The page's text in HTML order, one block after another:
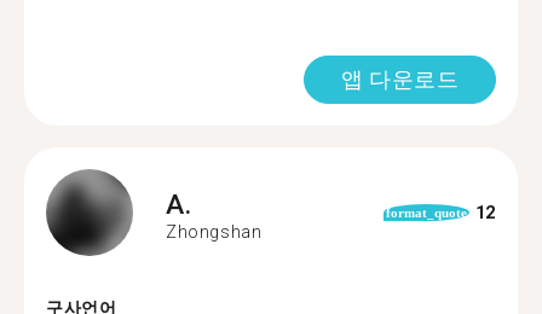
앱 다운로드
A.
Zhongshan
format_quote 12
구사언어